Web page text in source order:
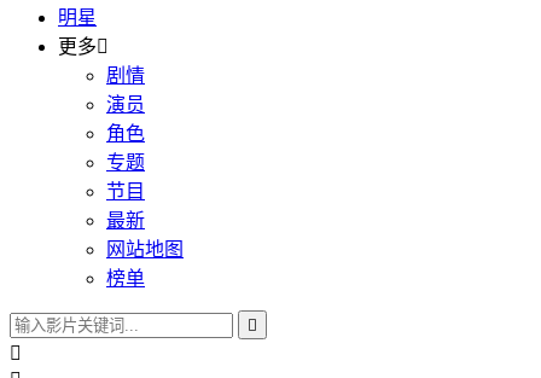
明星
更多
剧情
演员
角色
专题
节目
最新
网站地图
榜单

